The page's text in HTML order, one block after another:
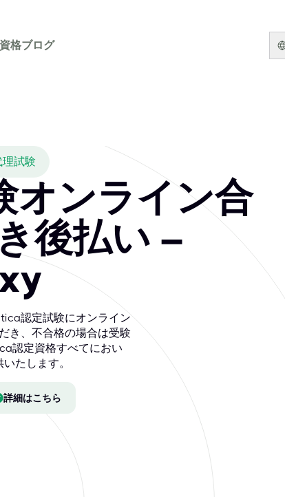
格ブログ
う。Informatica Certified Professional - Data
理試験
ンライン合
後払い –
認定試験にオンライン
き、不合格の場合は受験
認定資格すべてにおい
たします。
詳細はこちら